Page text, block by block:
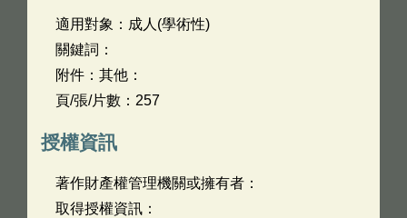
適用對象：成人(學術性)
關鍵詞：
附件：其他：
頁/張/片數：257
授權資訊
著作財產權管理機關或擁有者：
取得授權資訊：